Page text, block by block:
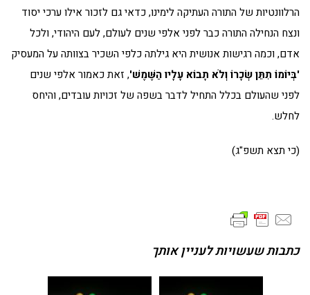
הרלוונטיות של התורה העתיקה לימינו, כדאי גם לזכור אילו ערכי יסוד
ונצח הנחילה התורה כבר לפני אלפי שנים לעולם, לעם היהודי, ולכל
אדם, וכמה רגישות אנושית היא גילתה כלפי השכיר בצוותה על המעסיק
'בְּיוֹמוֹ תִתֵּן שְׂכָרוֹ וְלֹא תָבוֹא עָלָיו הַשֶּׁמֶשׁ', זאת כאמור אלפי שנים
לפני שהעולם בכלל התחיל לדבר בשפה של זכויות עובדים, והיחס
לחלש.
(כי תצא תשפ"ג)
כתבות שעשויות לעניין אותך